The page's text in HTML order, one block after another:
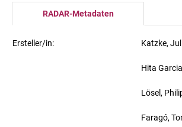
RADAR-Metadaten
Ersteller/in: Katzke,
Hita
Lösel,
Faragó,